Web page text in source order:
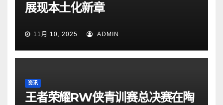
展现本土化新章
11月 10, 2025 ADMIN
资讯
王者荣耀RW侠青训赛总决赛在陶